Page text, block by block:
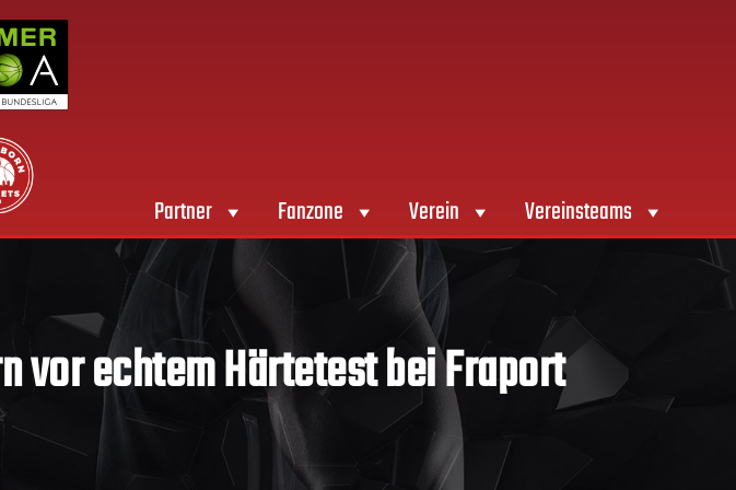
Partner Fanzone Verein Vereinsteams
vor echtem Härtetest bei Fraport